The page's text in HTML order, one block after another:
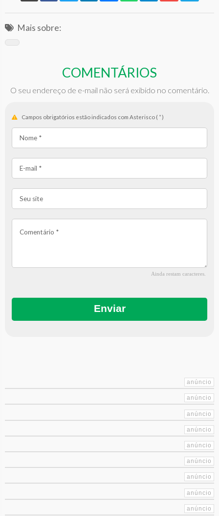
Mais sobre:
COMENTÁRIOS
O seu endereço de e-mail não será exibido no comentário.
Campos obrigatórios estão indicados com Asterisco ( *)
Ainda restamcaracteres.
Enviar